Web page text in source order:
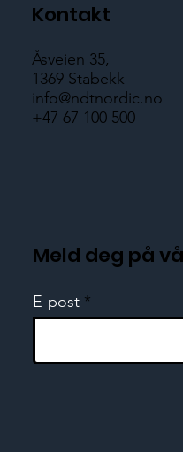
Kontakt
Åsveien 35,
1369 Stabekk
info@ndtnordic.no
+47 67 100 500
Meld deg på
E-post